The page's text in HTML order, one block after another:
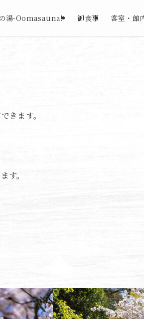
湯-Oomasauna!- 御食事 客室・館
きます。
す。